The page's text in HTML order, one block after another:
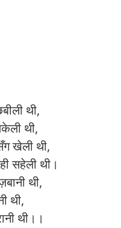
थी,
थी,
खेली थी,
सहेली थी।
थी,
थी,
थी।।